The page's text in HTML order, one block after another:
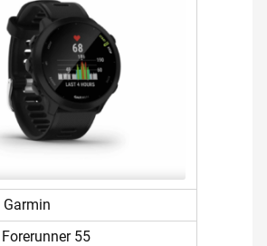
Garmin
Forerunner 55